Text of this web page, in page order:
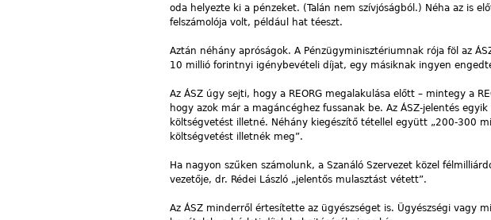
oda helyezte ki a pénzeket. (Talán nem szívjóságból.) Néha az is
felszámolója volt, például hat téeszt.
Aztán néhány apróságok. A Pénzügyminisztériumnak rója föl az
10 millió forintnyi igénybevételi díjat, egy másiknak ingyen
Az ÁSZ úgy sejti, hogy a REORG megalakulása előtt – mintegy a
hogy azok már a magáncéghez fussanak be. Az ÁSZ-jelentés
költségvetést illetné. Néhány kiegészítő tétellel együtt „200-300
költségvetést illetnék meg”.
Ha nagyon szűken számolunk, a Szanáló Szervezet közel
vezetője, dr. Rédei László „jelentős mulasztást vétett”.
Az ÁSZ minderről értesítette az ügyészséget is. Ügyészségi vagy